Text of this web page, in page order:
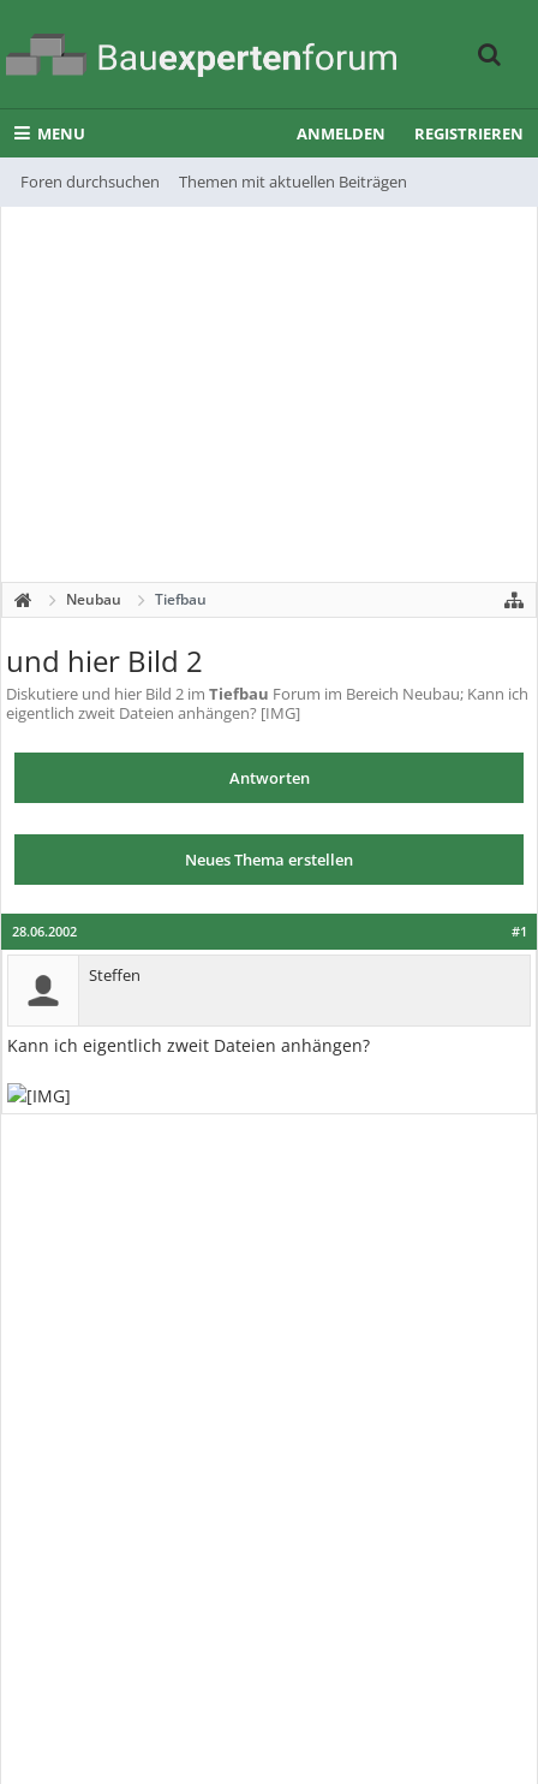
MENU
Foren durchsuchen Themen mit aktuellen Beiträgen
ANMELDEN REGISTRIEREN
Neubau Tiefbau
und hier Bild 2
Diskutiere und hier Bild 2 im Tiefbau Forum im Bereich Neubau; Kann ich
eigentlich zweit Dateien anhängen? [IMG]
Antworten
Neues Thema erstellen
#1
28.06.2002
Steffen
Kann ich eigentlich zweit Dateien anhängen?